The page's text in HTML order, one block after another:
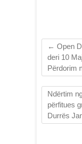
← Open
deri 10
Përdorim
Ndërtim
përfitues
Durrës